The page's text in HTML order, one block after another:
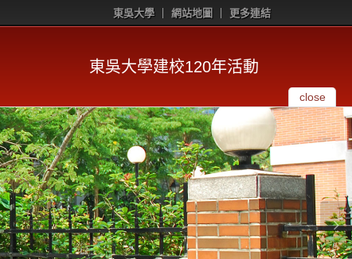
東吳大學 網站地圖 更多連結
東吳大學建校120年活動
close